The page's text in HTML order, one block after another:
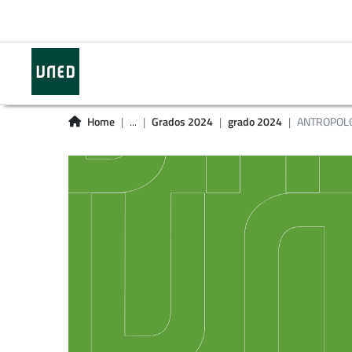
Home ... Grados 2024 grado 2024